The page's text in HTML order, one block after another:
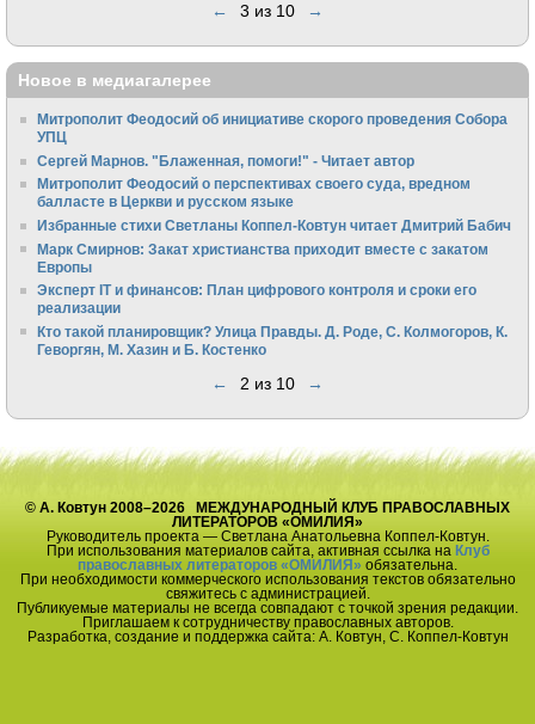
← 3 из 10 →
Новое в медиагалерее
Митрополит Феодосий об инициативе скорого проведения Собора
УПЦ
Сергей Марнов. "Блаженная, помоги!" - Читает автор
Митрополит Феодосий о перспективах своего суда, вредном
балласте в Церкви и русском языке
Избранные стихи Светланы Коппел-Ковтун читает Дмитрий Бабич
Марк Смирнов: Закат христианства приходит вместе с закатом
Европы
Эксперт IT и финансов: План цифрового контроля и сроки его
реализации
Кто такой планировщик? Улица Правды. Д. Роде, С. Колмогоров, К.
Геворгян, М. Хазин и Б. Костенко
← 2 из 10 →
© А. Ковтун 2008–2026 МЕЖДУНАРОДНЫЙ КЛУБ ПРАВОСЛАВНЫХ
ЛИТЕРАТОРОВ «ОМИЛИЯ»
Руководитель проекта — Светлана Анатольевна Коппел-Ковтун.
При использования материалов сайта, активная ссылка на Клуб
православных литераторов «ОМИЛИЯ» обязательна.
При необходимости коммерческого использования текстов обязательно
свяжитесь с администрацией.
Публикуемые материалы не всегда совпадают с точкой зрения редакции.
Приглашаем к сотрудничеству православных авторов.
Разработка, создание и поддержка сайта: А. Ковтун, С. Коппел-Ковтун